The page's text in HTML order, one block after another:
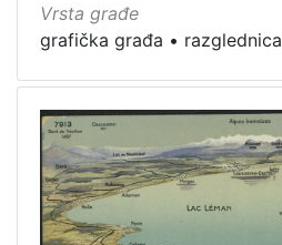
Vrsta građe
grafička građa • razglednica